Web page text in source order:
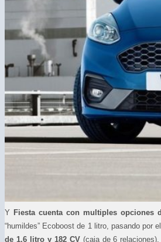
Y Fiesta cuenta con multiples opciones
“humildes” Ecoboost de 1 litro, pasando por
de 1,6 litro y 182 CV (caja de 6